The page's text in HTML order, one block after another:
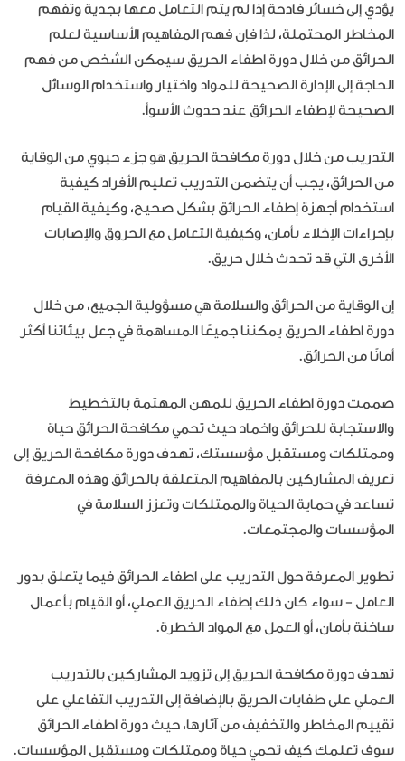
يؤدي إلى خسائر فادحة إذا لم يتم التعامل معها بجدية وتفهم
المخاطر المحتملة، لذافإن فهم المفاهيم الأساسية لعلم
الحرائق من خلال دورة اطفاء الحريق سيمكن الشخص من فهم
الحاجة إلى الإدارة الصحيحة للمواد واختيار واستخدام الوسائل
الصحيحة لإطفاء الحرائق عند حدوث الأسوأ.
التدريب من خلال دورة مكافحة الحريق هو جزء حيوي من الوقاية
من الحرائق، يجب أن يتضمن التدريب تعليم الأفراد كيفية
استخدام أجهزة إطفاء الحرائق بشكل صحيح، وكيفية القيام
بإجراءات الإخلاء بأمان، وكيفية التعامل مع الحروق والإصابات
الأخرى التي قد تحدث خلال حريق.
إن الوقاية من الحرائق والسلامة هي مسؤولية الجميع، من خلال
دورة اطفاء الحريق يمكننا جميعًا المساهمة في جعل بيئاتنا أكثر
أمانًا من الحرائق.
صممت دورة اطفاء الحريق للمهن المهتمة بالتخطيط
والاستجابة للحرائق واخماد حيث تحمي مكافحة الحرائق حياة
وممتلكات ومستقبل مؤسستك، تهدف دورة مكافحة الحريق إلى
تعريف المشاركين بالمفاهيم المتعلقة بالحرائق وهذه المعرفة
تساعد في حماية الحياة والممتلكات وتعزز السلامة في
المؤسسات والمجتمعات.
تطوير المعرفة حول التدريب على اطفاء الحرائق فيما يتعلق بدور
العامل - سواء كان ذلك إطفاء الحريق العملي، أو القيام بأعمال
ساخنة بأمان، أو العمل مع المواد الخطرة.
تهدف دورة مكافحة الحريق إلى تزويد المشاركين بالتدريب
العملي على طفايات الحريق بالإضافة إلى التدريب التفاعلي على
تقييم المخاطر والتخفيف من آثارها، حيث دورة اطفاء الحرائق
سوف تعلمك كيف تحمي حياة وممتلكات ومستقبل المؤسسات.